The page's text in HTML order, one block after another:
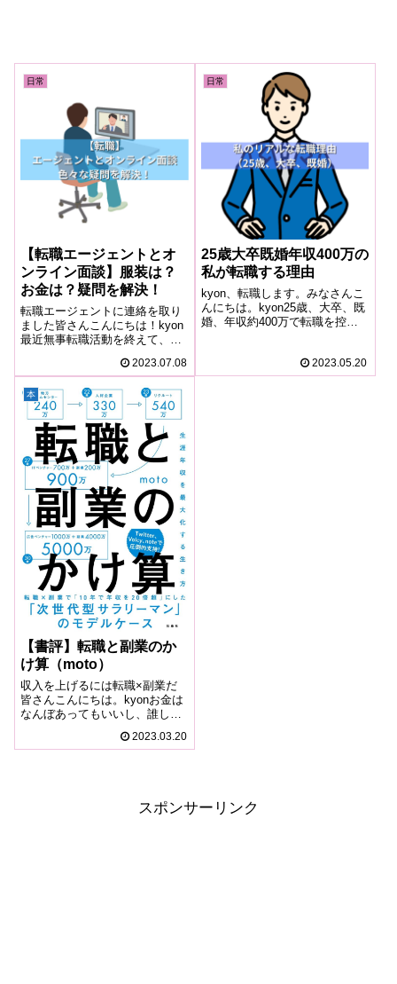
日常
【転職エージェントとオ
ンライン面談】服装は？
お金は？疑問を解決！
転職エージェントに連絡を取り
ました皆さんこんにちは！kyon
最近無事転職活動を終えて、一
年から転職活動を始め、7月に転
アルな転職理由についてはこち
らから↓私の場合は転職活動の第
一歩...
2023.07.08
日常
25歳大卒既婚年収400万の
私が転職する理由
kyon、転職します。みなさんこ
んにちは。kyon25歳、大卒、既
婚、年収約400万で転職を控え
頂き7月に転職が決まりました。
現在勤めている会社は東証プラ
2023.05.20
本
【書評】転職と副業のか
け算（moto）
収入を上げるには転職×副業だ
皆さんこんにちは。kyonお金は
なんぼあってもいいし、誰しも
るkyonです。サラリーマンって
2023.03.20
スポンサーリンク